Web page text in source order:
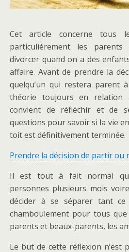
Cet article concerne tous
particulièrement les
divorcer quand on a des
affaire. Avant de prendre la
quelqu’un qui restera parent
théorie toujours en relation
convient de réfléchir et de
questions pour savoir si la vie
toit est définitivement terminée.
Prendre la décision de partir ou
Il est tout à fait normal
personnes plusieurs mois
décider à se séparer tant ce
chamboulement pour tous
parents et beaux-parents, les
Le but de cette réflexion n’est